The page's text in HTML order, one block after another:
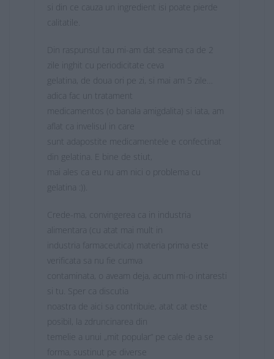
si din ce cauza un ingredient isi poate pierde
calitatile.
Din raspunsul tau mi-am dat seama ca de 2
zile inghit cu periodicitate ceva
gelatina, de doua ori pe zi, si mai am 5 zile…
adica fac un tratament
medicamentos (o banala amigdalita) si iata, am
aflat ca invelisul in care
sunt adapostite medicamentele e confectinat
din gelatina. E bine de stiut,
mai ales ca eu nu am nici o problema cu
gelatina :)).
Crede-ma, convingerea ca in industria
alimentara (cu atat mai mult in
industria farmaceutica) materia prima este
verificata sa nu fie cumva
contaminata, o aveam deja, acum mi-o intaresti
si tu. Sper ca discutia
noastra de aici sa contribuie, atat cat este
posibil, la zdruncinarea din
temelie a unui „mit popular” pe cale de a se
forma, sustinut pe diverse